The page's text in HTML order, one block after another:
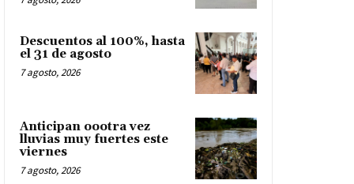
Descuentos al 100%, hasta
el 31 de agosto
7 agosto, 2026
Anticipan oootra vez
lluvias muy fuertes este
viernes
7 agosto, 2026